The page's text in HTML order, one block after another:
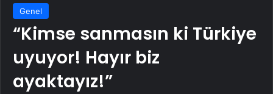
Genel
“Kimse sanmasın ki Türkiye
uyuyor! Hayır biz
ayaktayız!”